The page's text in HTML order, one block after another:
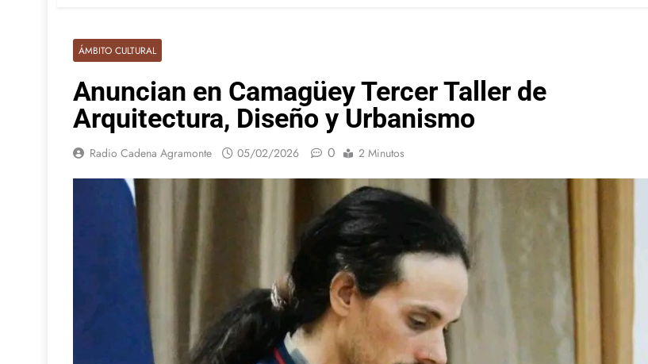
ÁMBITO CULTURAL
Anuncian en Camagüey Tercer Taller de
Arquitectura, Diseño y Urbanismo
Radio Cadena Agramonte 05/02/2026 0 2 Minutos